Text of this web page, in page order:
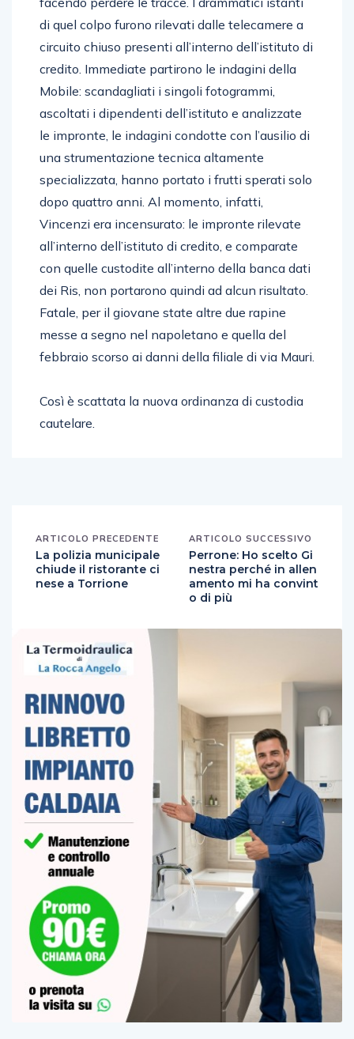
di quel colpo furono rilevati dalle telecamere a
circuito chiuso presenti all’interno dell’istituto di
credito. Immediate partirono le indagini della
Mobile: scandagliati i singoli fotogrammi,
ascoltati i dipendenti dell’istituto e analizzate
le impronte, le indagini condotte con l’ausilio di
una strumentazione tecnica altamente
specializzata, hanno portato i frutti sperati solo
dopo quattro anni. Al momento, infatti,
Vincenzi era incensurato: le impronte rilevate
all’interno dell’istituto di credito, e comparate
con quelle custodite all’interno della banca dati
dei Ris, non portarono quindi ad alcun risultato.
Fatale, per il giovane state altre due rapine
messe a segno nel napoletano e quella del
febbraio scorso ai danni della filiale di via Mauri.
Così è scattata la nuova ordinanza di custodia
cautelare.
ARTICOLO PRECEDENTE
La polizia municipale
chiude il ristorante ci
nese a Torrione
ARTICOLO SUCCESSIVO
Perrone: Ho scelto Gi
nestra perché in allen
amento mi ha convint
o di più